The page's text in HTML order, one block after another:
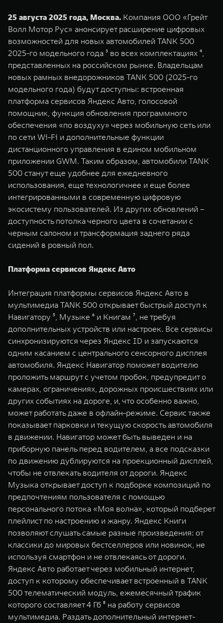
Расширяя границы комфорта
от 6 149 000 ₽
Эстетика
от 5 699
WEY 80
Масштаб возможностей
от 6 449 000 ₽
Масштаб
от 8 099
25 августа 2025 года, Москва. Компания ООО «Грейт
Волл Мотор Рус» анонсирует расширение цифровых
возможностей для новых автомобилей TANK 500
2025-го модельного года ³ во всех комплектациях ⁴,
представленных на российском рынке. Владельцам
новых рамных внедорожников TANK 500 (2025-го
модельного года) будут доступны: встроенная
платформа сервисов Яндекс Авто, голосовой
помощник, функция обновления программного
обеспечения «по воздуху» через мобильную сеть или
по сети Wi-Fi и дополнительные функции
дистанционного управления в едином мобильном
приложении GWM. Таким образом, автомобили TANK
500 станут еще удобнее для ежедневного
использования, еще технологичнее и еще более
интегрированными в современную цифровую
экосистему пользователей. Из других обновлений –
доступность потолка черного цвета в сочетании с
черным салоном и трансформация заднего ряда
сидений в ровный пол.
Платформа сервисов Яндекс Авто
Интеграция платформы сервисов Яндекс Авто в
мультимедиа TANK 500 открывает быстрый доступ к
Навигатору ⁵, Музыке ⁶ и Книгам ⁷, не требуя
дополнительных устройств или настроек. Все сервисы
синхронизируются через Яндекс ID и запускаются
одним касанием с центрального сенсорного дисплея
автомобиля. Яндекс Навигатор поможет водителю
проложить маршрут с учетом пробок, предупредит о
камерах, ограничениях, дорожных происшествиях или
других событиях на дороге, и, что особенно важно,
может работать даже в офлайн-режиме. Сервис также
показывает парковки и текущую скорость автомобиля
в движении. Навигатор может быть выведен и на
приборную панель перед водителем, а все подсказки
по движению дублируются на проекционный дисплей,
чтобы не отвлекать водителя от дороги. Яндекс
Музыка открывает доступ к подборке композиций по
предпочтениям пользователя с помощью
персонального потока «Моя волна», который подберет
плейлист по настроению и жанру. Яндекс Книги
позволяют слушать самые разные произведения: от
классики до мировых бестселлеров или новинок, не
используя смартфон и не отвлекаясь от дороги.
Яндекс Авто работает через мобильный интернет,
доступ к которому обеспечивает встроенный в TANK
500 телематический модуль, ежемесячный трафик
которого составляет 4 Гб ⁸ на работу сервисов
мультимедиа. Раздать дополнительный интернет-